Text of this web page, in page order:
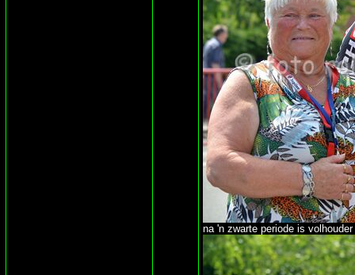
na 'n zwarte periode is